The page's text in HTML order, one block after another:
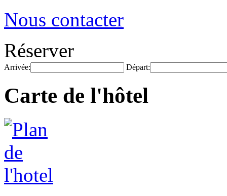
Nous contacter
Réserver
Arrivée: Départ:
Carte de l'hôtel